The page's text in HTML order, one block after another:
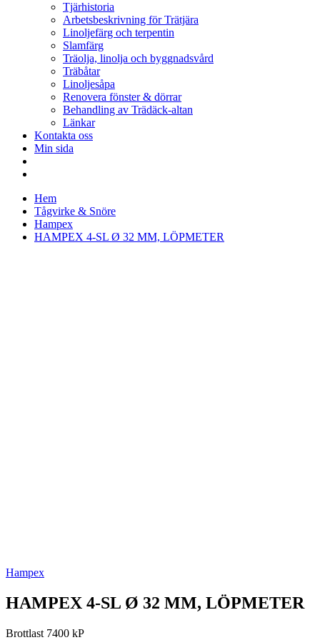
Tjärhistoria
Arbetsbeskrivning för Trätjära
Linoljefärg och terpentin
Slamfärg
Träolja, linolja och byggnadsvård
Träbåtar
Linoljesåpa
Renovera fönster & dörrar
Behandling av Trädäck-altan
Länkar
Kontakta oss
Min sida
Hem
Tågvirke & Snöre
Hampex
HAMPEX 4-SL Ø 32 MM, LÖPMETER
Hampex
HAMPEX 4-SL Ø 32 MM, LÖPMETER
Brottlast 7400 kP